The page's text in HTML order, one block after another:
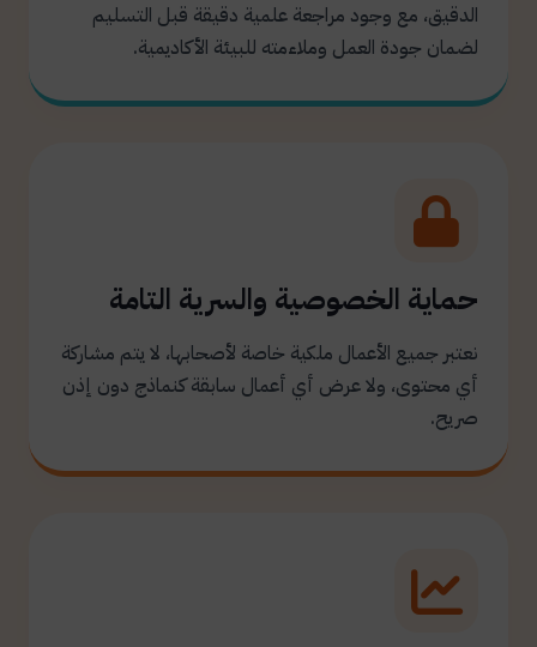
الدقيق، مع وجود مراجعة علمية دقيقة قبل التسليم
لضمان جودة العمل وملاءمته للبيئة الأكاديمية.
حماية الخصوصية والسرية التامة
نعتبر جميع الأعمال ملكية خاصة لأصحابها، لا يتم مشاركة
أي محتوى، ولا عرض أي أعمال سابقة كنماذج دون إذن
صريح.